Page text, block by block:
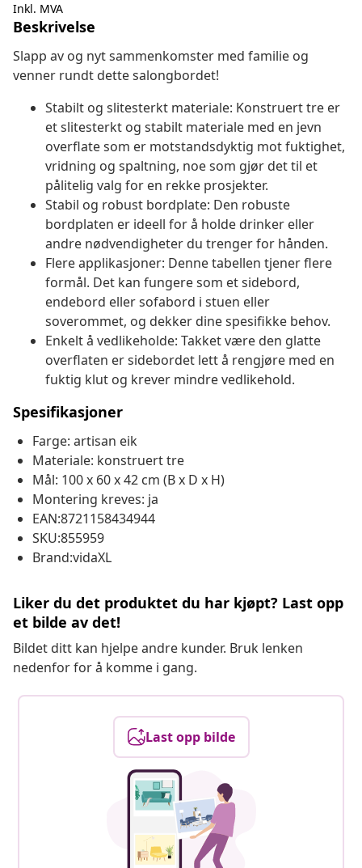
Inkl. MVA
Beskrivelse
Slapp av og nyt sammenkomster med familie og
venner rundt dette salongbordet!
Stabilt og slitesterkt materiale: Konstruert tre er
et slitesterkt og stabilt materiale med en jevn
overflate som er motstandsdyktig mot fuktighet,
vridning og spaltning, noe som gjør det til et
pålitelig valg for en rekke prosjekter.
Stabil og robust bordplate: Den robuste
bordplaten er ideell for å holde drinker eller
andre nødvendigheter du trenger for hånden.
Flere applikasjoner: Denne tabellen tjener flere
formål. Det kan fungere som et sidebord,
endebord eller sofabord i stuen eller
soverommet, og dekker dine spesifikke behov.
Enkelt å vedlikeholde: Takket være den glatte
overflaten er sidebordet lett å rengjøre med en
fuktig klut og krever mindre vedlikehold.
Spesifikasjoner
Farge: artisan eik
Materiale: konstruert tre
Mål: 100 x 60 x 42 cm (B x D x H)
Montering kreves: ja
EAN:8721158434944
SKU:855959
Brand:vidaXL
Liker du det produktet du har kjøpt? Last opp
et bilde av det!
Bildet ditt kan hjelpe andre kunder. Bruk lenken
nedenfor for å komme i gang.
Last opp bilde